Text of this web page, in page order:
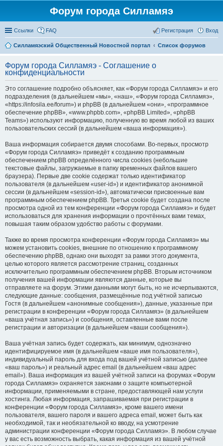
Форум города Силламяэ
Ссылки FAQ Вход
Регистрация
Силламяэский Общественный Новостной портал Список форумов
Форум города Силламяэ - Соглашение о
конфиденциальности
Это соглашение подробно объясняет, как «Форум города Силламяэ» и его
подразделения (в дальнейшем «мы», «наш», «Форум города Силламяэ»,
«https://infosila.ee/forum») и phpBB (в дальнейшем «они», «программное
обеспечение phpBB», «www.phpbb.com», «phpBB Limited», «phpBB
Teams») используют информацию, полученную во время любой из ваших
пользовательских сессий (в дальнейшем «ваша информация»).
Ваша информация собирается двумя способами. Во-первых, просмотр
«Форум города Силламяэ» приведёт к созданию программным
обеспечением phpBB определённого числа cookies (небольшие
текстовые файлы, загружаемые в папку временных файлов вашего
браузера). Первые две cookie содержат только идентификатор
пользователя (в дальнейшем «user-id») и идентификатор анонимной
сессии (в дальнейшем «session-id»), автоматически присвоенные вам
программным обеспечением phpBB. Третья cookie будет создана после
просмотра одной из тем конференции «Форум города Силламяэ» и будет
использоваться для хранения информации о прочтённых вами темах,
повышая таким образом удобство работы с форумами.
Также во время просмотра конференции «Форум города Силламяэ» мы
можем установить cookies, внешние по отношению к программному
обеспечению phpBB, однако они выходят за рамки этого документа,
целью которого является рассмотрение страниц, созданных
исключительно программным обеспечением phpBB. Вторым источником
получения вашей информации являются данные, которые вы
отправляете на форум. Этими данными могут быть, но не исчерпываются,
следующие данные: сообщения, размещённые под учётной записью
Гостя (в дальнейшем «анонимные сообщения»), данные, указанные при
регистрации в конференции «Форум города Силламяэ» (в дальнейшем
«ваша учётная запись») и сообщения, оставленные вами после
регистрации и авторизации (в дальнейшем «ваши сообщения»).
Ваша учётная запись будет содержать, как минимум, однозначно
идентифицируемое имя (в дальнейшем «ваше имя пользователя»),
индивидуальный пароль для входа под вашей учётной записью (далее
«ваш пароль») и реальный адрес email (в дальнейшем «ваш адрес
email»). Ваша информация из вашей учётной записи на форумах «Форум
города Силламяэ» охраняется законами о защите компьютерной
информации, применяемыми в стране, предоставляющей нам услуги
хостинга. Любая информация, запрашиваемая при регистрации в
конференции «Форум города Силламяэ», кроме вашего имени
пользователя, вашего пароля и вашего адреса email, может быть как
необходимой, так и необязательной ко вводу, на усмотрение
администрации конференции «Форум города Силламяэ». В любом случае
у вас есть возможность выбрать, какая информация из вашей учётной